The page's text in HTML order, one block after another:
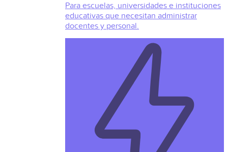
Para escuelas, universidades e instituciones
educativas que necesitan administrar
docentes y personal.